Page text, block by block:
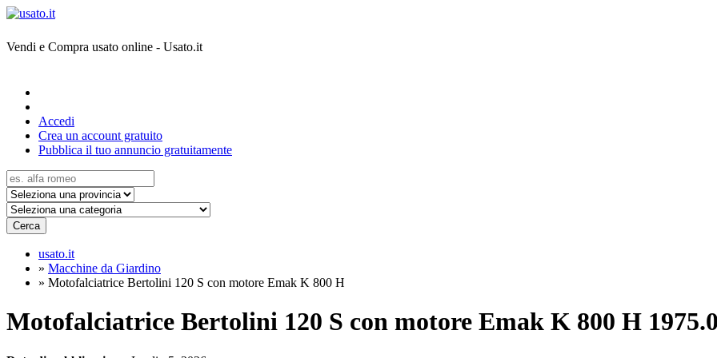
Vendi e Compra usato online - Usato.it
Accedi
Crea un account gratuito
Pubblica il tuo annuncio gratuitamente
Cerca
usato.it
» Macchine da Giardino
» Motofalciatrice Bertolini 120 S con motore Emak K 800 H
Motofalciatrice Bertolini 120 S con motore Emak K 800 H